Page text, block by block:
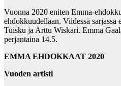
Vuonna 2020 eniten Emma-
ehdokkuudellaan. Viidessä
Tuisku ja Arttu Wiskari. Emma
perjantaina 14.5.
EMMA EHDOKKAAT 2020
Vuoden artisti